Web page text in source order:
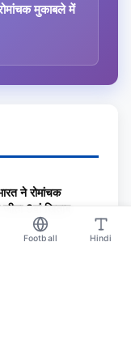
मुकाबले में
ने रोमांचक
9वां खिताब
Football Hindi